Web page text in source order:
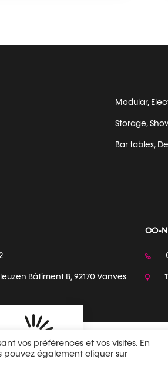
Modular,
Storage,
Bar tables,
Bâtiment B, 92170 Vanves
CO-
vos préférences et vos visites. En
pouvez également cliquer sur